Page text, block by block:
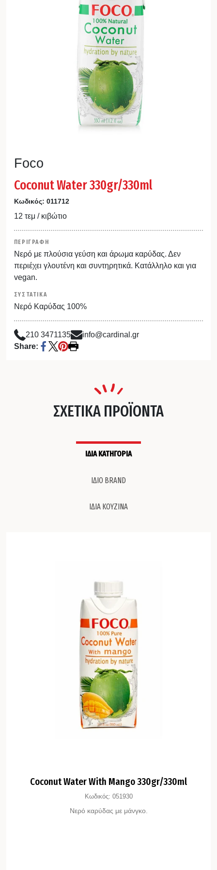
Foco
Coconut Water 330gr/330ml
Κωδικός: 011712
12 τεμ / κιβώτιο
ΠΕΡΙΓΡΑΦΗ
Νερό με πλούσια γεύση και άρωμα καρύδας. Δεν
περιέχει γλουτένη και συντηρητικά. Κατάλληλο και για
vegan.
ΣΥΣΤΑΤΙΚΑ
Νερό Καρύδας 100%
210 3471135
info@cardinal.gr
Share:
ΣΧΕΤΙΚΑ ΠΡΟΪΟΝΤΑ
ΙΔΙΑ ΚΑΤΗΓΟΡΙΑ
ΙΔΙΟ BRAND
ΙΔΙΑ ΚΟΥΖΙΝΑ
Coconut Water With Mango 330gr/330ml
Κωδικός: 051930
Νερό καρύδας με μάνγκο.